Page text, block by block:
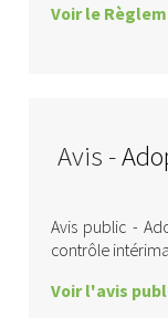
Voir le
Avis -
Avis public -
contrôle
Voir l'avis